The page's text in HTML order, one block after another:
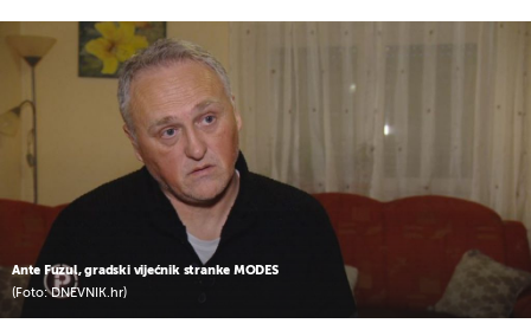
Ante Fuzul, gradski vijećnik stranke MODES
(Foto: DNEVNIK.hr)
UKLJUČITE NOTIFIKACIJE